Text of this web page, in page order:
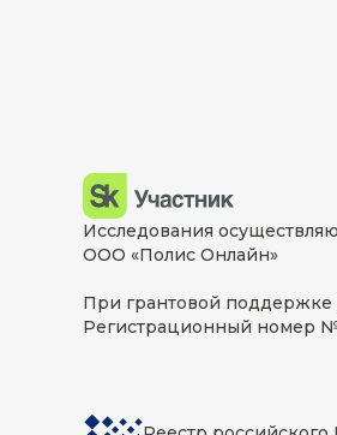
Исследования
ООО «Полис Онлайн»
При грантовой поддержке
Регистрационный номер